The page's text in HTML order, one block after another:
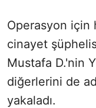
Operasyon için
cinayet
Mustafa D.'nin
diğerlerini de
yakaladı.